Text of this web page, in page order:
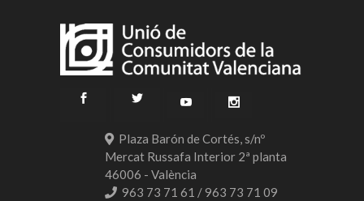
Plaza Barón de Cortés, s/nº
Mercat Russafa Interior 2ª planta
46006 - València
963 73 71 61 / 963 73 71 09